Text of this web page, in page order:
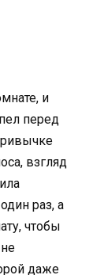
и
перед
взгляд
раз, а
чтобы
даже